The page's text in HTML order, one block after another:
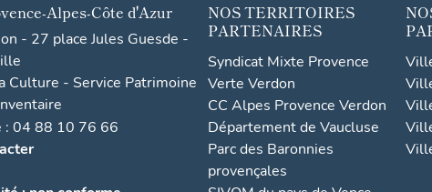
Alpes-Côte d'Azur
- 27 place Jules Guesde -
Culture - Service Patrimoine
: 04 88 10 76 66
NOS TERRITOIRES
PARTENAIRES
Syndicat Mixte Provence
Verte Verdon
CC Alpes Provence Verdon
Département de Vaucluse
Parc des Baronnies
provençales